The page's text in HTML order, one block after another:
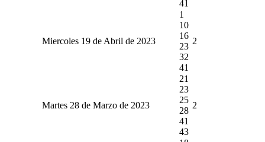
41
Miercoles 19 de Abril de 2023
1
10
16
23
32
41
2
Martes 28 de Marzo de 2023
21
23
25
28
41
43
2